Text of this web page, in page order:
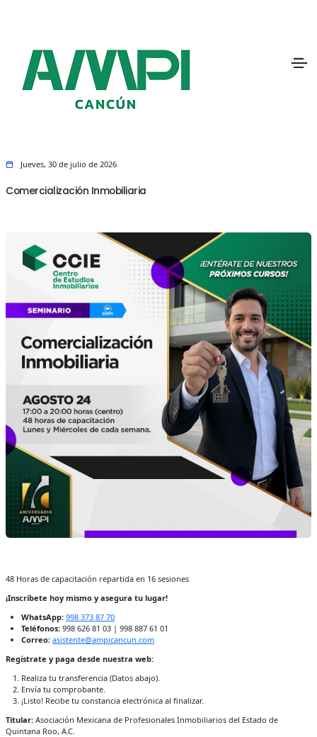
Jueves, 30 de julio de 2026
Comercialización Inmobiliaria
48 Horas de capacitación repartida en 16 sesiones
¡Inscríbete hoy mismo y asegura tu lugar!
WhatsApp: 998 373 87 70
Teléfonos: 998 626 81 03 | 998 887 61 01
Correo: asistente@ampicancun.com
Regístrate y paga desde nuestra web:
Realiza tu transferencia (Datos abajo).
Envía tu comprobante.
¡Listo! Recibe tu constancia electrónica al finalizar.
Titular: Asociación Mexicana de Profesionales Inmobiliarios del Estado de
Quintana Roo, A.C.